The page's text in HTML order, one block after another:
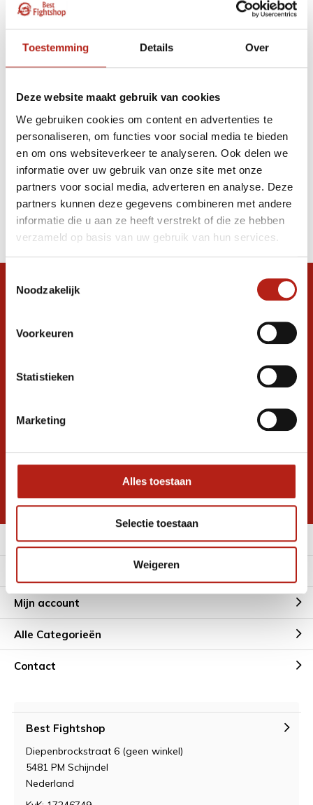
Toestemming Details Over
Deze website maakt gebruik van cookies
We gebruiken cookies om content en advertenties te
personaliseren, om functies voor social media te bieden
en om ons websiteverkeer te analyseren. Ook delen we
informatie over uw gebruik van onze site met onze
partners voor social media, adverteren en analyse. Deze
partners kunnen deze gegevens combineren met andere
informatie die u aan ze heeft verstrekt of die ze hebben
verzameld op basis van uw gebruik van hun services.
Noodzakelijk
Voorkeuren
Statistieken
Marketing
Alles toestaan
Selectie toestaan
Weigeren
Apply filters
Producten getagd met
ergonomische snit
Producten
Filter
Sorteren op
Snel antwoord op je vraag?
graag verder. 24/7
Ontvang de nieuwste aanbiedingen en
Inschrijven voor
* Lees hier de wettelijke beperkingen
Meer informatie
Mijn account
Alle Categorieën
Contact
Best Fightshop
Diepenbrockstraat 6 (geen winkel)
5481 PM Schijndel
Nederland